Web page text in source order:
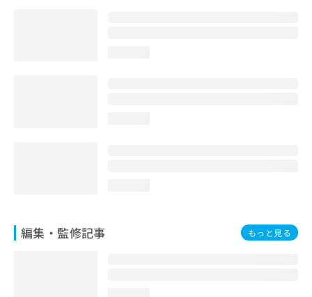
編集・監修記事 もっと見る